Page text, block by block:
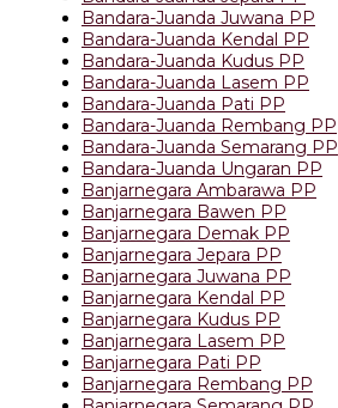
Bandara-Juanda Juwana PP
Bandara-Juanda Kendal PP
Bandara-Juanda Kudus PP
Bandara-Juanda Lasem PP
Bandara-Juanda Pati PP
Bandara-Juanda Rembang PP
Bandara-Juanda Semarang PP
Bandara-Juanda Ungaran PP
Banjarnegara Ambarawa PP
Banjarnegara Bawen PP
Banjarnegara Demak PP
Banjarnegara Jepara PP
Banjarnegara Juwana PP
Banjarnegara Kendal PP
Banjarnegara Kudus PP
Banjarnegara Lasem PP
Banjarnegara Pati PP
Banjarnegara Rembang PP